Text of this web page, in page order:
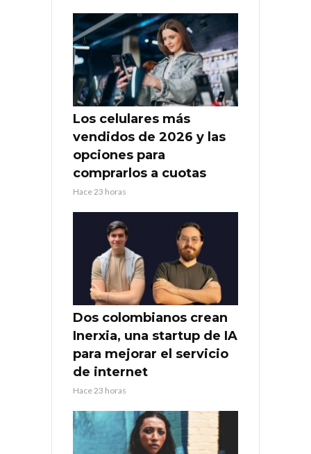
Los celulares más
vendidos de 2026 y las
opciones para
comprarlos a cuotas
Hace 23 horas
Dos colombianos crean
Inerxia, una startup de IA
para mejorar el servicio
de internet
Hace 23 horas